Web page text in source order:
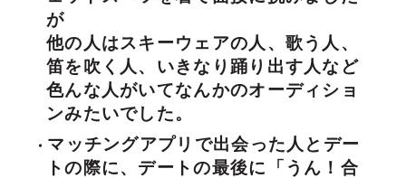
が
他の人はスキーウェアの人、歌う人、
笛を吹く人、いきなり踊り出す人など
色んな人がいてなんかのオーディショ
ンみたいでした。
マッチングアプリで出会った人とデー
トの際に、デートの最後に「うん！合